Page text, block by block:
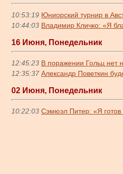
10:53:19 Юниорский турнир в
10:44:03 Владимир Кличко: «Я
16 Июня, Понедельник
12:45:23 В поражении Гольц нет
12:35:37 Александр Поветкин
02 Июня, Понедельник
10:22:03 Сэмюэл Питер: «Я готов